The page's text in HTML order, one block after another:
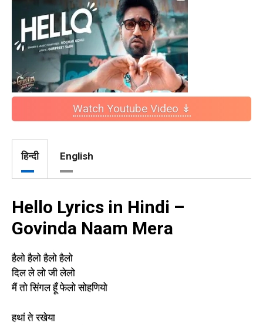
Watch Youtube Video ↡
हिन्दी English
Hello Lyrics in Hindi –
Govinda Naam Mera
हैलो हैलो हैलो हैलो
दिल ले लो जी लेलो
मैं तो सिंगल हूँ फेलो सोहणियो
हथां ते रखेया